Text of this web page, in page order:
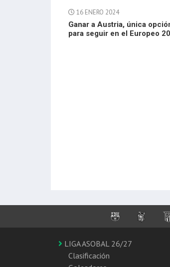
16 ENERO 2024
Ganar a Austria, única
para seguir en el Europeo
LIGA ASOBAL 26/27
Clasificación